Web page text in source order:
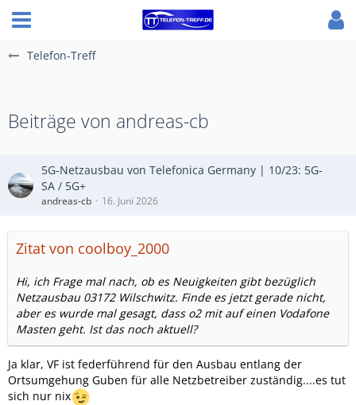
Telefon-Treff
Beiträge von andreas-cb
5G-Netzausbau von Telefonica Germany | 10/23: 5G-
SA / 5G+
andreas-cb 16. Juni 2026
Zitat von coolboy_2000
Hi, ich Frage mal nach, ob es Neuigkeiten gibt bezüglich
Netzausbau 03172 Wilschwitz. Finde es jetzt gerade nicht,
aber es wurde mal gesagt, dass o2 mit auf einen Vodafone
Masten geht. Ist das noch aktuell?
Ja klar, VF ist federführend für den Ausbau entlang der
Ortsumgehung Guben für alle Netzbetreiber zuständig....es tut
sich nur nix